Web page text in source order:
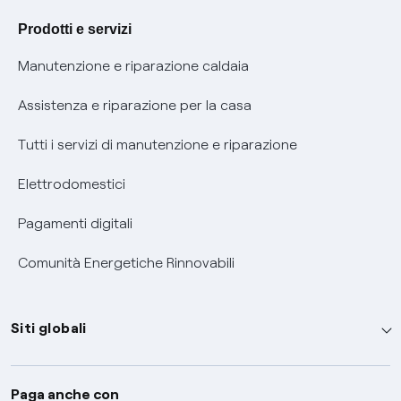
Agevolazione utenti con disabilità per offerte Fibra
Informativa RAEE
Prodotti e servizi
Manutenzione e riparazione caldaia
Assistenza e riparazione per la casa
Tutti i servizi di manutenzione e riparazione
Elettrodomestici
Pagamenti digitali
Comunità Energetiche Rinnovabili
Siti globali
Enel Group
Paga anche con